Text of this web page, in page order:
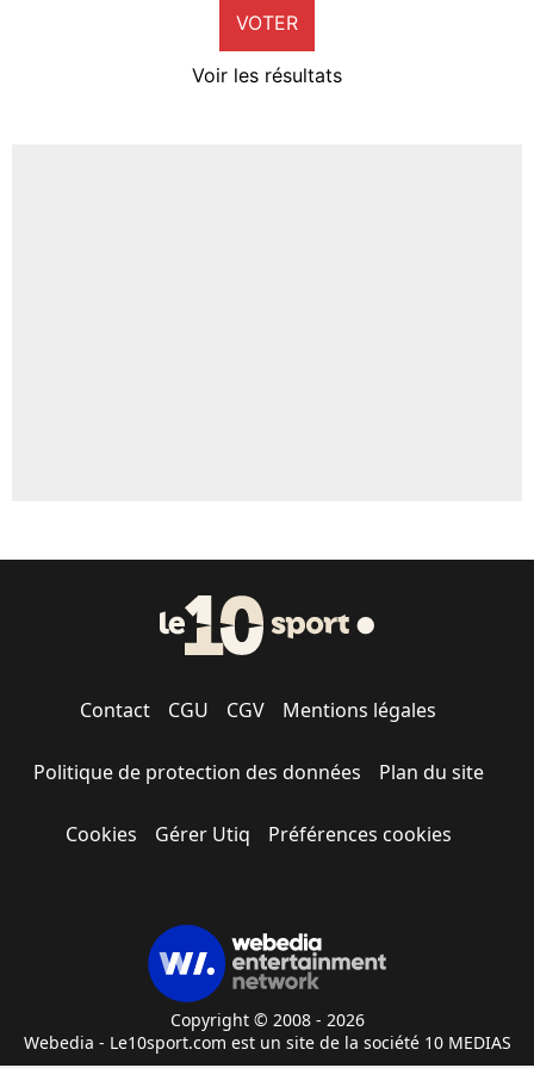
VOTER
Voir les résultats
Contact CGU CGV Mentions légales
Politique de protection des données Plan du site
Cookies Gérer Utiq Préférences cookies
Copyright © 2008 - 2026
Webedia - Le10sport.com est un site de la société 10 MEDIAS